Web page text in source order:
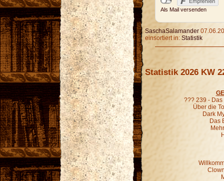
Als Mail versenden
SaschaSalamander
einsortiert in: Statistik
Statistik 2026 KW
??? 239 -
Über die
Dark
Das